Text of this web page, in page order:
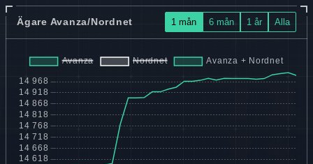
Ägare Avanza/Nordnet 1 mån 6 mån 1 år Alla